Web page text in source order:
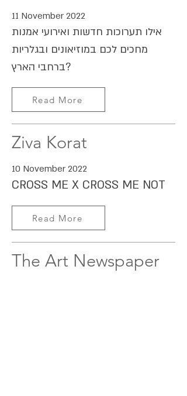
11 November 2022
אילו תערוכות חדשות ואירועי אמנות
מחכים לכם במוזיאונים ובגלריות
ברחבי הארץ?
Read More
Ziva Korat
10 November 2022
CROSS ME X CROSS ME NOT
Read More
The Art Newspaper